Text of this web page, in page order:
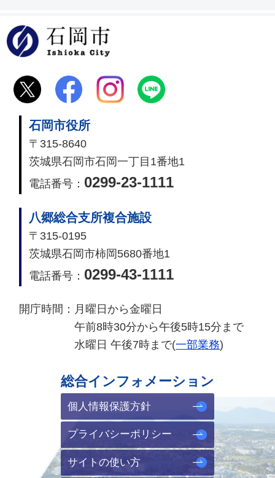
石岡市役所
〒315-8640
茨城県石岡市石岡一丁目1番地1
電話番号： 0299-23-1111
八郷総合支所複合施設
〒315-0195
茨城県石岡市柿岡5680番地1
電話番号： 0299-43-1111
開庁時間： 月曜日から金曜日
午前8時30分から午後5時15分まで
水曜日 午後7時まで(一部業務)
総合インフォメーション
個人情報保護方針
プライバシーポリシー
サイトの使い方